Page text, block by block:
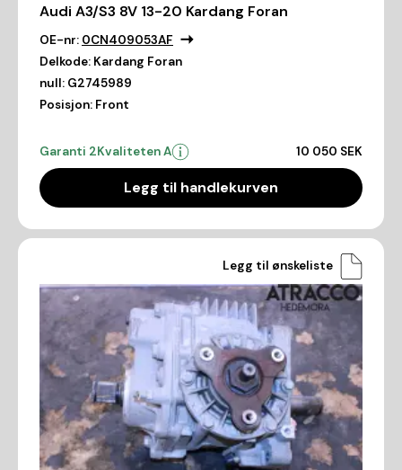
Audi A3/S3 8V 13-20 Kardang Foran
OE-nr: 0CN409053AF
Delkode: Kardang Foran
null: G2745989
Posisjon: Front
Garanti 2Kvaliteten A 10 050 SEK
Legg til handlekurven
Legg til ønskeliste